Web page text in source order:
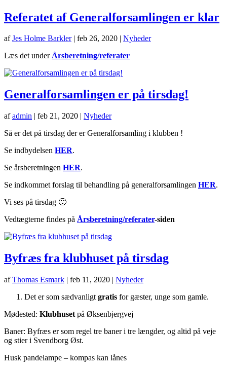
Referatet af Generalforsamlingen er klar
afJes Holme Barkler| feb 26, 2020 | Nyheder
Læs det underÅrsberetning/referater
Generalforsamlingen er på tirsdag!
afadmin | feb 21, 2020 | Nyheder
Så er det på tirsdag der er Generalforsamling i klubben !
Se indbydelsen HER.
Se årsberetningen HER.
Se indkommet forslag til behandling på generalforsamlingen HER.
Vi ses på tirsdag 🙂
Vedtægterne findes på Årsberetning/referater-siden
Byfræs fra klubhuset på tirsdag
afThomas Esmark | feb 11, 2020 | Nyheder
Det er som sædvanligt gratis for gæster, unge som gamle.
Mødested: Klubhuset på Øksenbjergvej
Baner: Byfræs er som regel tre baner i tre længder, og altid på veje
og stier i Svendborg Øst.
Husk pandelampe – kompas kan lånes